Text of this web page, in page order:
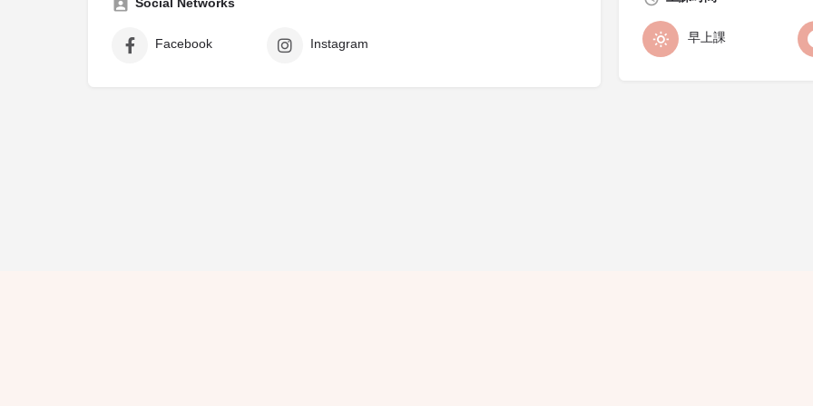
Social Networks
Facebook Instagram 早上課